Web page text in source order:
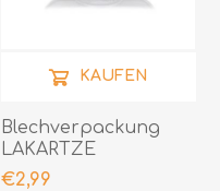
Blechverpackung
LAKARTZE
BIANCONERI 20 GR
€2,99
KAUFEN